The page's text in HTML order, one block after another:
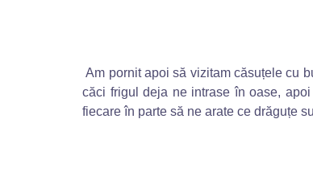
Am pornit apoi să vizitam căsuțele cu
căci frigul deja ne intrase în oase,
fiecare în parte să ne arate ce drăguțe